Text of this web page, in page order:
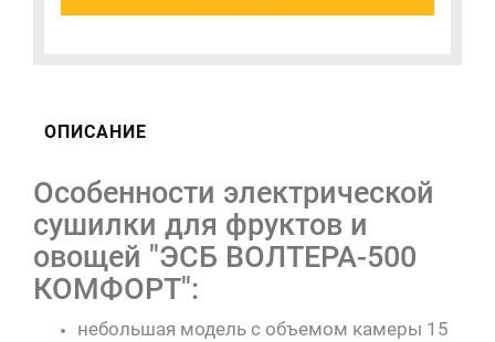
ОПИСАНИЕ
Особенности электрической
сушилки для фруктов и
овощей "ЭСБ ВОЛТЕРА-500
КОМФОРТ":
небольшая модель с объемом камеры 15